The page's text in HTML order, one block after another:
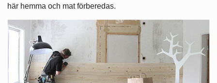
här hemma och mat förberedas.